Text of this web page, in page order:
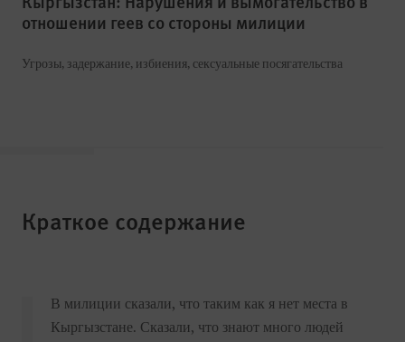
отношении геев со стороны милиции
Угрозы, задержание, избиения, сексуальные посягательства
Краткое содержание
В милиции сказали, что таким как я нет места в
Кыргызстане. Сказали, что знают много людей